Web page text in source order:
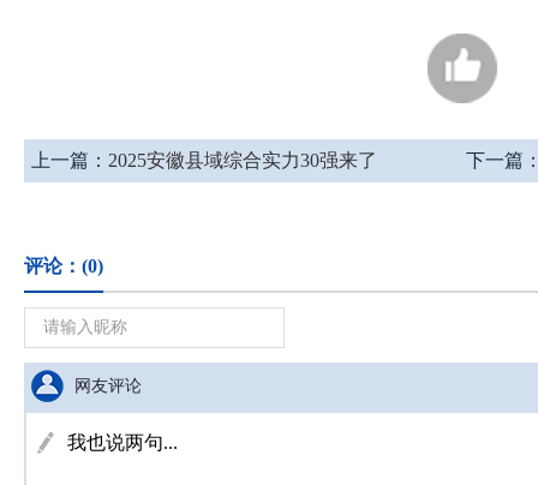
上一篇： 2025安徽县域综合实力30强来了 下一篇